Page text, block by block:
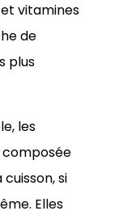
vitamines
de
plus
les
composée
si
Elles